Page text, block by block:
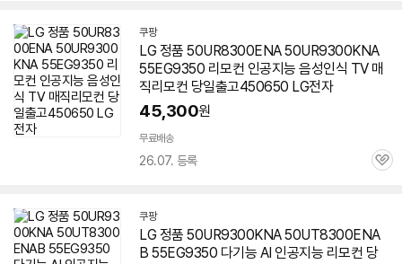
쿠팡
LG 정품 50UR8300ENA 50UR9300KNA
55EG9350 리모컨 인공지능 음성인식 TV 매
직리모컨 당일출고450650 LG전자
45,300원
무료배송
26.07. 등록
관
쿠팡
LG 정품 50UR9300KNA 50UT8300ENA
B 55EG9350 다기능 AI 인공지능 리모컨 당